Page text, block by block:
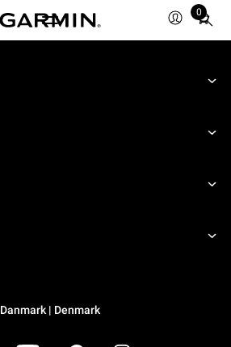
0
Total
items
cart:
Danmark | Denmark